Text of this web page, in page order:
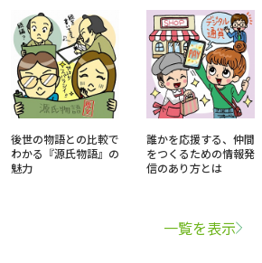
後世の物語との比較で
わかる『源氏物語』の
魅力
誰かを応援する、仲間
をつくるための情報発
信のあり方とは
一覧を表示